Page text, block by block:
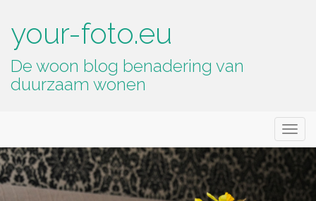
your-foto.eu
De woon blog benadering van
duurzaam wonen
Menu
content